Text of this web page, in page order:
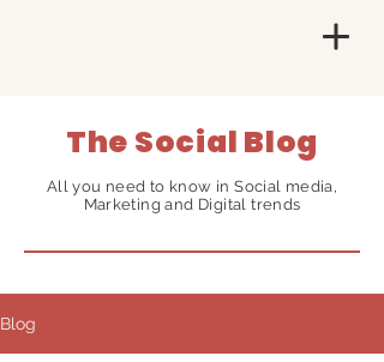
The Social Blog
All you need to know in Social media,
Marketing and Digital trends
Blog